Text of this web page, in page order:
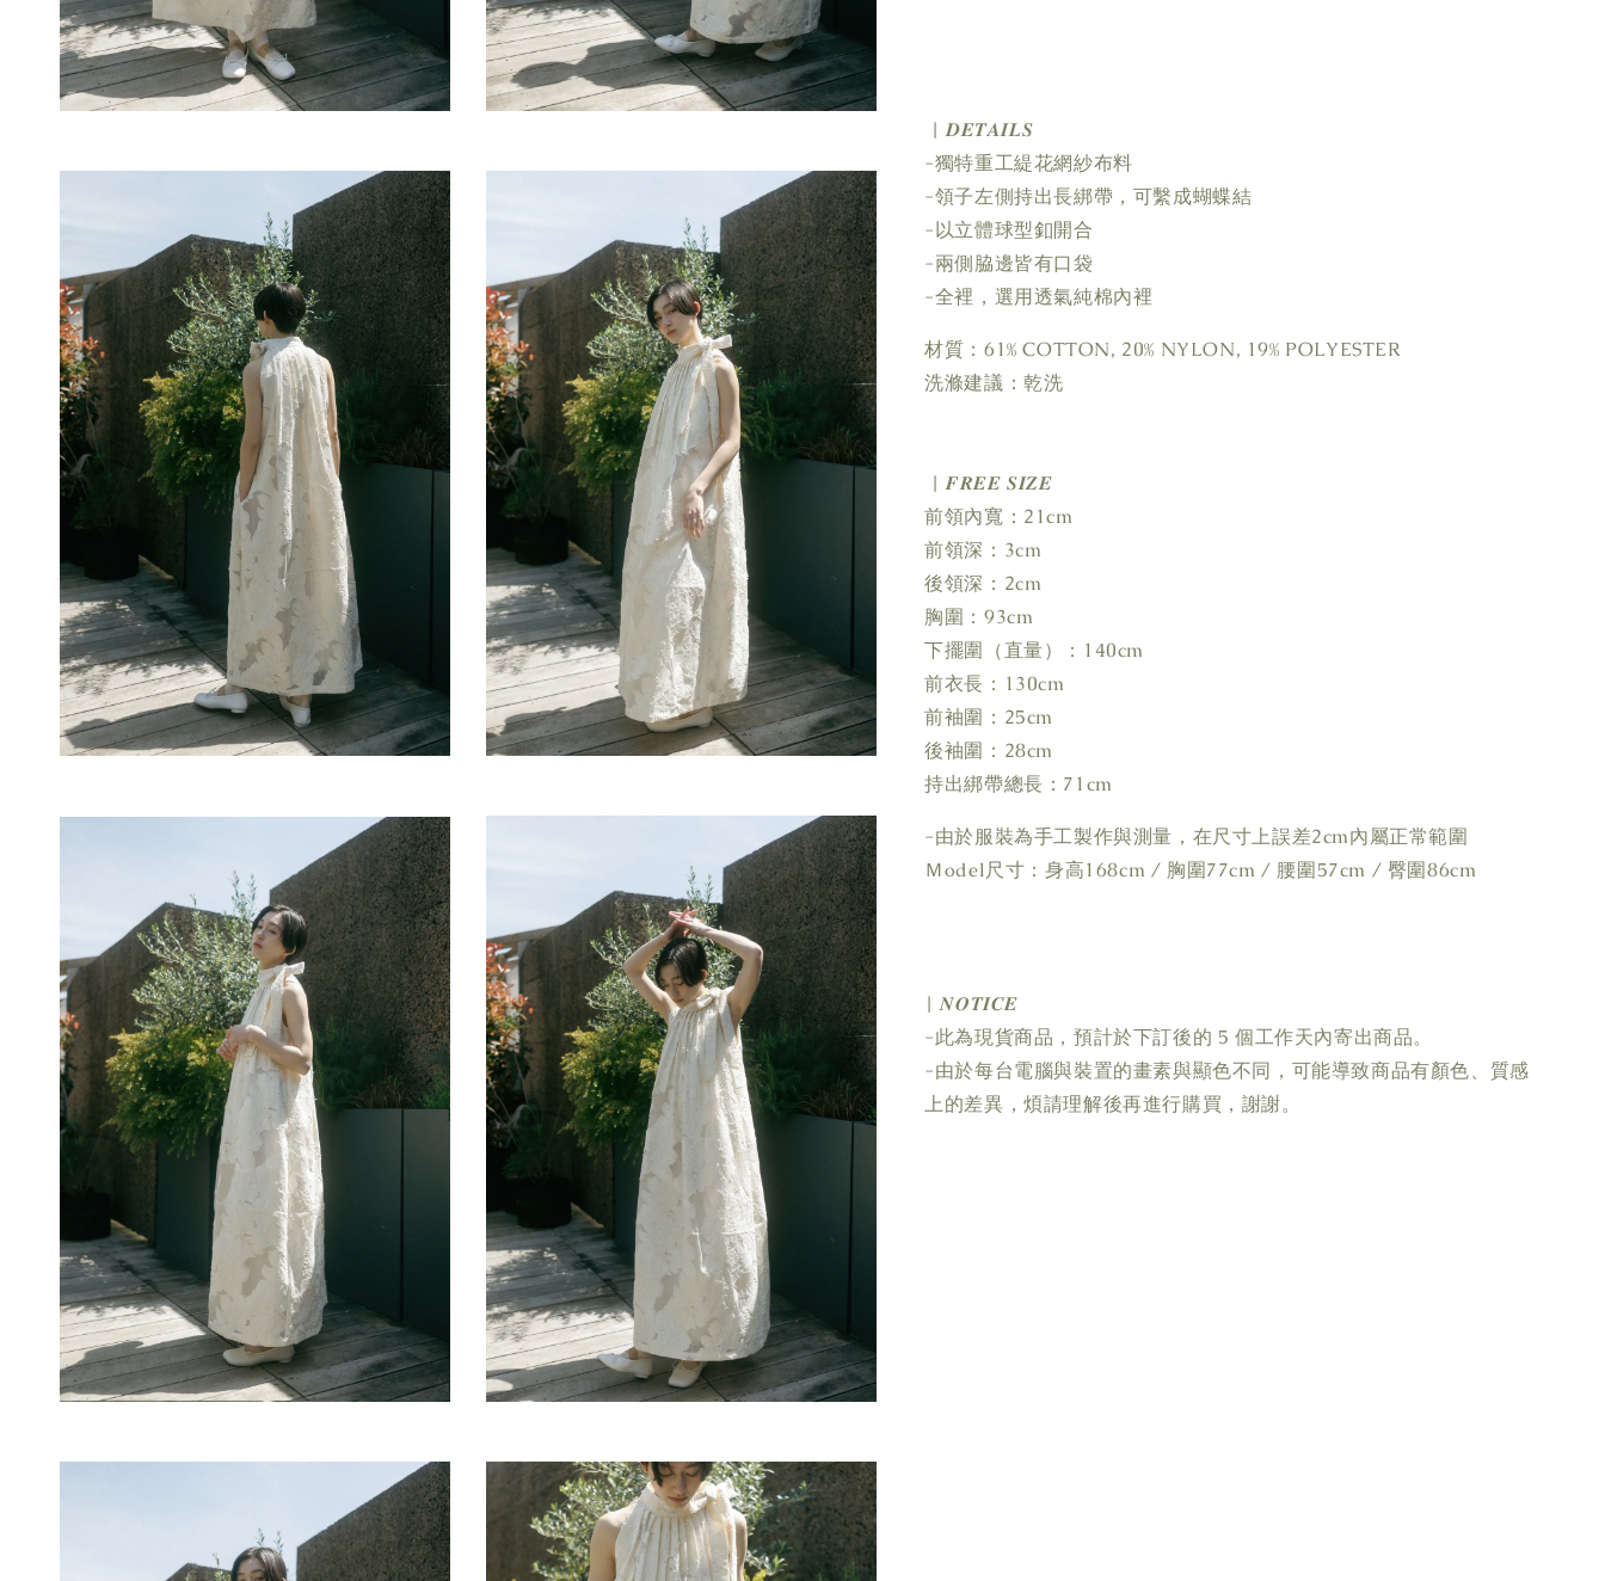
| 𝑫𝑬𝑻𝑨𝑰𝑳𝑺
-獨特重工緹花網紗布料
-領子左側持出長綁帶，可繫成蝴蝶結
-以立體球型釦開合
-兩側脇邊皆有口袋
-全裡，選用透氣純棉內裡
材質：61% COTTON, 20% NYLON, 19% POLYESTER
洗滌建議：乾洗
| 𝑭𝑹𝑬𝑬 𝑺𝑰𝒁𝑬
前領內寬：21cm
前領深：3cm
後領深：2cm
胸圍：93cm
下擺圍（直量）：140cm
前衣長：130cm
前袖圍：25cm
後袖圍：28cm
持出綁帶總長：71cm
-由於服裝為手工製作與測量，在尺寸上誤差2cm內屬正常範圍
Ｍodel尺寸：身高168cm / 胸圍77cm / 腰圍57cm / 臀圍86cm
| 𝑵𝑶𝑻𝑰𝑪𝑬
-此為現貨商品，預計於下訂後的 5 個工作天內寄出商品。
-由於每台電腦與裝置的畫素與顯色不同，可能導致商品有顏色、質感
上的差異，煩請理解後再進行購買，謝謝。